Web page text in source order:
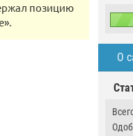
О
позицию